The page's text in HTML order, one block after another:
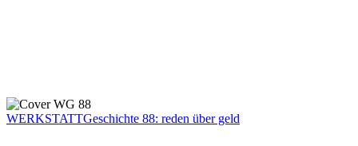
WERKSTATTGeschichte 88: reden über geld